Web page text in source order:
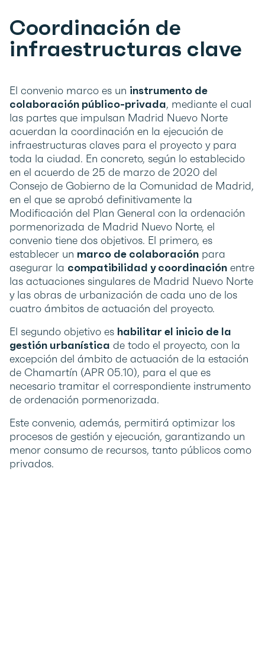
Coordinación de
infraestructuras clave
El convenio marco es un instrumento de
colaboración público-privada, mediante el cual
las partes que impulsan Madrid Nuevo Norte
acuerdan la coordinación en la ejecución de
infraestructuras claves para el proyecto y para
toda la ciudad. En concreto, según lo establecido
en el acuerdo de 25 de marzo de 2020 del
Consejo de Gobierno de la Comunidad de Madrid,
en el que se aprobó definitivamente la
Modificación del Plan General con la ordenación
pormenorizada de Madrid Nuevo Norte, el
convenio tiene dos objetivos. El primero, es
establecer un marco de colaboración para
asegurar la compatibilidad y coordinación entre
las actuaciones singulares de Madrid Nuevo Norte
y las obras de urbanización de cada uno de los
cuatro ámbitos de actuación del proyecto.
El segundo objetivo es habilitar el inicio de la
gestión urbanística de todo el proyecto, con la
excepción del ámbito de actuación de la estación
de Chamartín (APR 05.10), para el que es
necesario tramitar el correspondiente instrumento
de ordenación pormenorizada.
Este convenio, además, permitirá optimizar los
procesos de gestión y ejecución, garantizando un
menor consumo de recursos, tanto públicos como
privados.